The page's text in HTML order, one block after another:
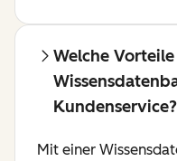
Welche
Kundenservice?
Mit einer